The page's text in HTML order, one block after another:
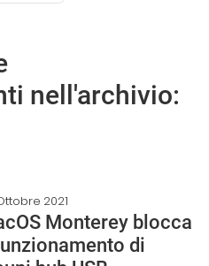
nell'archivio:
2021
Monterey blocca
di